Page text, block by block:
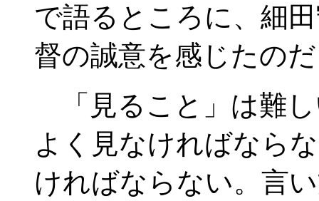
で語るところに、細
督の誠意を感じたの
「見ること」は難
よく見なければなら
ければならない。言